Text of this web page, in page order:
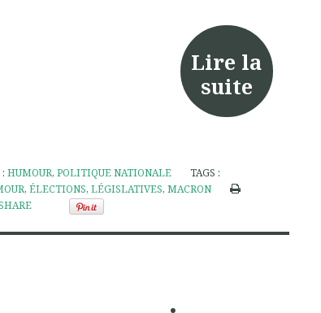
Lire la
suite
:HUMOUR,POLITIQUE NATIONALE
TAGS :
, ÉLECTIONS, LÉGISLATIVES, MACRON